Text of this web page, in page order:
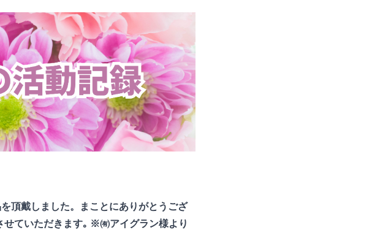
頂戴しました。まことにありがとうござ
ていただきます｡ ※㈲アイグラン様より